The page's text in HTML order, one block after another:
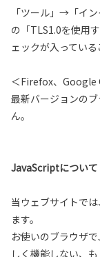
「ツール」→「イ
の「TLS1.0を使用
ェックが入っている
＜Firefox、Google
最新バージョンの
ん。
JavaScriptについて
当ウェブサイトで
ます。
お使いのブラウザ
しく機能しない、